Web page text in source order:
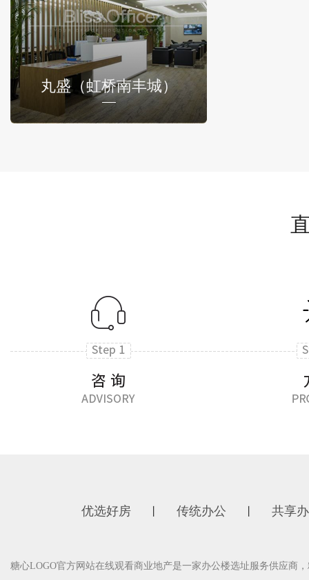
丸盛（虹桥南丰城）
优选好房 传统办公 共享
糖心LOGO官方网站在线观看商业地产是一家办公楼选址服务供应商